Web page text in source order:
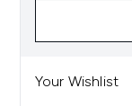
Your Wishlist